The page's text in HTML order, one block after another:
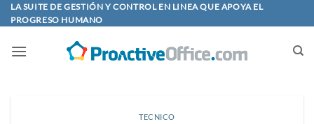
Saltar
al
LA SUITE DE GESTIÓN Y CONTROL EN LINEA QUE APOYA EL
PROGRESO HUMANO
TECNICO